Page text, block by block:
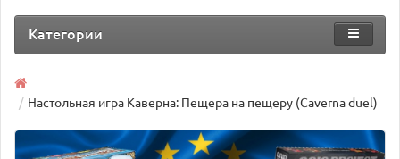
Категории
Настольная игра Каверна: Пещера на пещеру (Caverna duel)